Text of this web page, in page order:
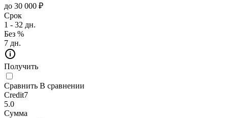
до 30 000 ₽
Срок
1 - 32 дн.
Без %
7 дн.
Получить
Сравнить В сравнении
Credit7
5.0
Сумма